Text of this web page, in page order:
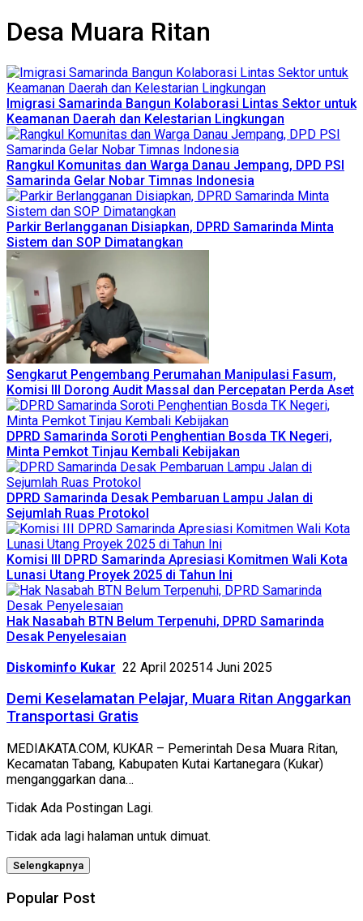
Desa Muara Ritan
Imigrasi Samarinda Bangun Kolaborasi Lintas Sektor untuk
Keamanan Daerah dan Kelestarian Lingkungan
Rangkul Komunitas dan Warga Danau Jempang, DPD PSI
Samarinda Gelar Nobar Timnas Indonesia
Parkir Berlangganan Disiapkan, DPRD Samarinda Minta
Sistem dan SOP Dimatangkan
Sengkarut Pengembang Perumahan Manipulasi Fasum,
Komisi III Dorong Audit Massal dan Percepatan Perda Aset
DPRD Samarinda Soroti Penghentian Bosda TK Negeri,
Minta Pemkot Tinjau Kembali Kebijakan
DPRD Samarinda Desak Pembaruan Lampu Jalan di
Sejumlah Ruas Protokol
Komisi III DPRD Samarinda Apresiasi Komitmen Wali Kota
Lunasi Utang Proyek 2025 di Tahun Ini
Hak Nasabah BTN Belum Terpenuhi, DPRD Samarinda
Desak Penyelesaian
Diskominfo Kukar 22 April 202514 Juni 2025
Demi Keselamatan Pelajar, Muara Ritan Anggarkan
Transportasi Gratis
MEDIAKATA.COM, KUKAR – Pemerintah Desa Muara Ritan,
Kecamatan Tabang, Kabupaten Kutai Kartanegara (Kukar)
menganggarkan dana…
Tidak Ada Postingan Lagi.
Tidak ada lagi halaman untuk dimuat.
Selengkapnya
Popular Post